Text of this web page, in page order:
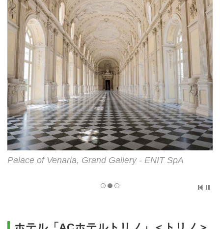
Royal Palace of Venaria Reale, interior of